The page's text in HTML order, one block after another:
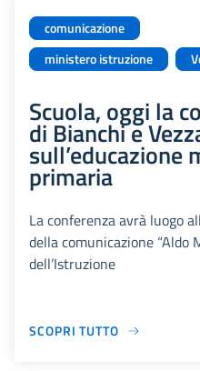
comunicazione
ministero istruzione
Scuola, oggi la
di Bianchi e
sull’educazione
primaria
La conferenza avrà luogo
della comunicazione “Aldo
dell’Istruzione
SCOPRI TUTTO